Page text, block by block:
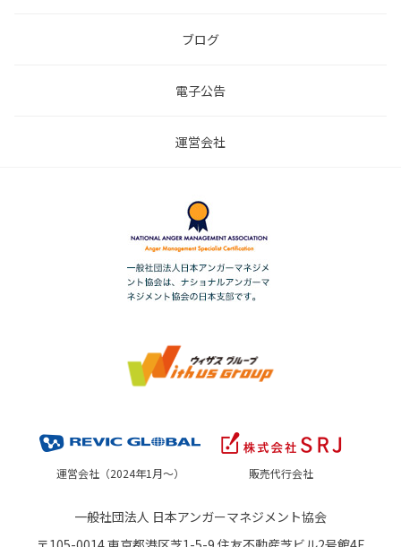
ブログ
電子公告
運営会社
運営会社（2024年1月～） 販売代行会社
一般社団法人 日本アンガーマネジメント協会